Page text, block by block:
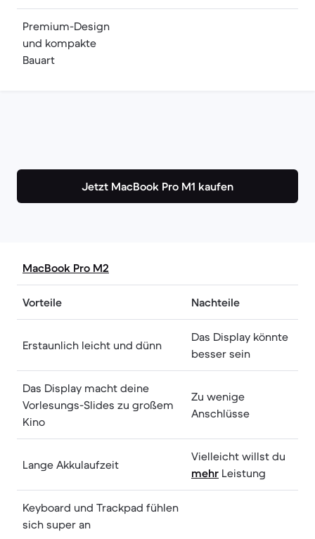
Premium-Design
und kompakte
Bauart
Jetzt MacBook Pro M1 kaufen
MacBook Pro M2
Vorteile Nachteile
Erstaunlich leicht und dünn
Das Display könnte
besser sein
Das Display macht deine
Vorlesungs-Slides zu großem
Kino
Zu wenige
Anschlüsse
Lange Akkulaufzeit
Vielleicht willst du
mehr Leistung
Keyboard und Trackpad fühlen
sich super an